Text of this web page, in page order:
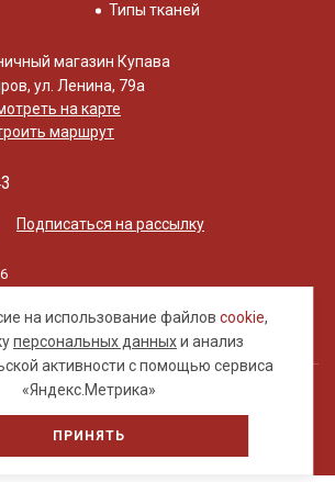
на использование файловcookie,
персональных данныхи анализ
активности с помощью сервиса
«Яндекс.Метрика»
ПРИНЯТЬ
Типы тканей
магазин Купава
ул. Ленина, 79а
на карте
маршрут
Подписаться на рассылку
является публичной
персональных данных